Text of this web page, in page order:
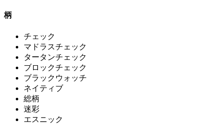
柄
チェック
マドラスチェック
タータンチェック
ブロックチェック
ブラックウォッチ
ネイティブ
総柄
迷彩
エスニック